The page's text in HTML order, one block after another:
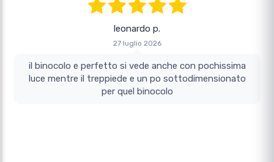
leonardo p.
27 luglio 2026
il binocolo e perfetto si vede anche con pochissima
luce mentre il treppiede e un po sottodimensionato
per quel binocolo